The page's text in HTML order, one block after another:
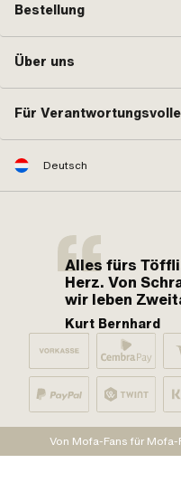
Bestellung
Über uns
Für Verantwortungsvolle
Deutsch
Alles fürs
Herz. Von
wir leben
Kurt Bernhard
Von Mofa-Fans für Mofa-